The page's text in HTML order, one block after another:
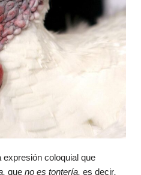
expresión coloquial que
que no es tontería, es decir,